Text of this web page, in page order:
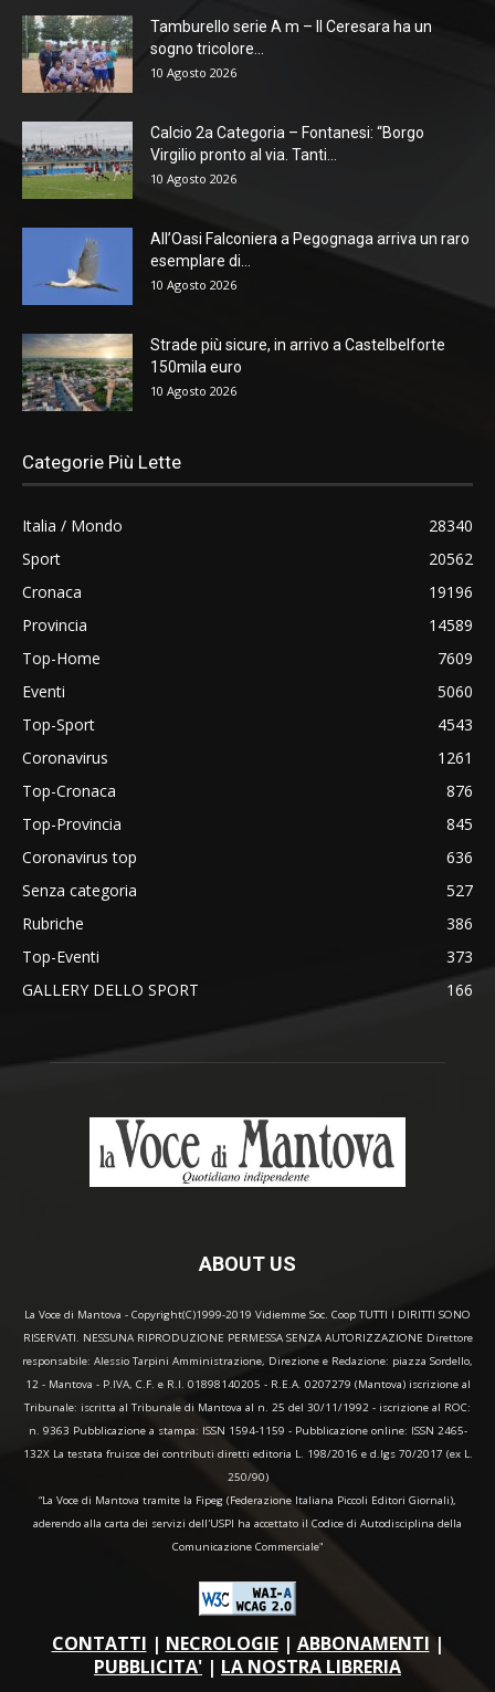
Tamburello serie A m – Il Ceresara ha un
sogno tricolore...
10 Agosto 2026
Calcio 2a Categoria – Fontanesi: “Borgo
Virgilio pronto al via. Tanti...
10 Agosto 2026
All’Oasi Falconiera a Pegognaga arriva un raro
esemplare di...
10 Agosto 2026
Strade più sicure, in arrivo a Castelbelforte
150mila euro
10 Agosto 2026
Categorie Più Lette
Italia / Mondo
28340
Sport
20562
Cronaca
19196
Provincia
14589
Top-Home
7609
Eventi
5060
Top-Sport
4543
Coronavirus
1261
Top-Cronaca
876
Top-Provincia
845
Coronavirus top
636
Senza categoria
527
Rubriche
386
Top-Eventi
373
GALLERY DELLO SPORT
166
ABOUT US
La Voce di Mantova - Copyright(C)1999-2019 Vidiemme Soc. Coop TUTTI I DIRITTI SONO
RISERVATI. NESSUNA RIPRODUZIONE PERMESSA SENZA AUTORIZZAZIONE Direttore
responsabile: Alessio Tarpini Amministrazione, Direzione e Redazione: piazza Sordello,
12 - Mantova - P.IVA, C.F. e R.I. 01898140205 - R.E.A. 0207279 (Mantova) iscrizione al
Tribunale: iscritta al Tribunale di Mantova al n. 25 del 30/11/1992 - iscrizione al ROC:
n. 9363 Pubblicazione a stampa: ISSN 1594-1159 - Pubblicazione online: ISSN 2465-
132X La testata fruisce dei contributi diretti editoria L. 198/2016 e d.lgs 70/2017 (ex L.
250/90)
“La Voce di Mantova tramite la Fipeg (Federazione Italiana Piccoli Editori Giornali),
aderendo alla carta dei servizi dell'USPI ha accettato il Codice di Autodisciplina della
Comunicazione Commerciale"
CONTATTI | NECROLOGIE| ABBONAMENTI |
PUBBLICITA' | LA NOSTRA LIBRERIA